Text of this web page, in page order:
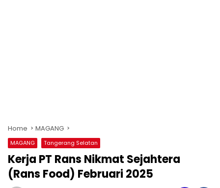
Home MAGANG
MAGANG Tangerang Selatan
Kerja PT Rans Nikmat Sejahtera
(Rans Food) Februari 2025